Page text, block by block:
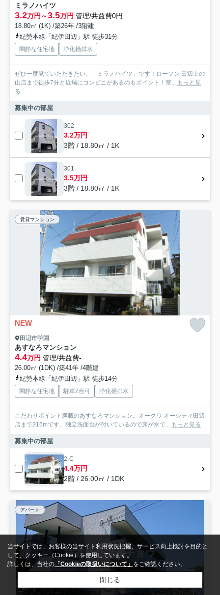
ミラノハイツ
3.2万円～3.5万円 管理/共益費0円
18.80㎡ (1K) /築26年 /3階建
紀勢本線「紀伊田辺」駅 徒歩31分
閑静な住宅地 浄化槽排水
ぜひ一度見ていただきたい、「ミラノハイツ」です！ローソン 田辺上の
山店まで徒歩7分と近場にコンビニがあるのもポイント！室...
もっと見
る
募集中の部屋
302
3.2万円
3階 / 18.80㎡ / 1K
301
3.5万円
3階 / 18.80㎡ / 1K
賃貸マンション
NEW
田辺市学園
あすなろマンション
4.4万円 管理/共益費-
26.00㎡ (1DK) /築41年 /4階建
紀勢本線「紀伊田辺」駅 徒歩14分
閑静な住宅地 駐車2台可 浄化槽排水
こだわりポイント満載のあすなろマンション。オークワ オーシティ田辺
店まで316mです。独立洗面台が付いているので床が水で...
もっと見る
募集中の部屋
2-C
4.4万円
2階 / 26.00㎡ / 1DK
アパート
当サイトでは、お客様の当サイト利用状況把握、サービス向上検討を目的と
して、クッキー（Cookie）を使用しています。
詳しくは、当社の 「Cookieの取扱いについて」 をご確認ください。
閉じる